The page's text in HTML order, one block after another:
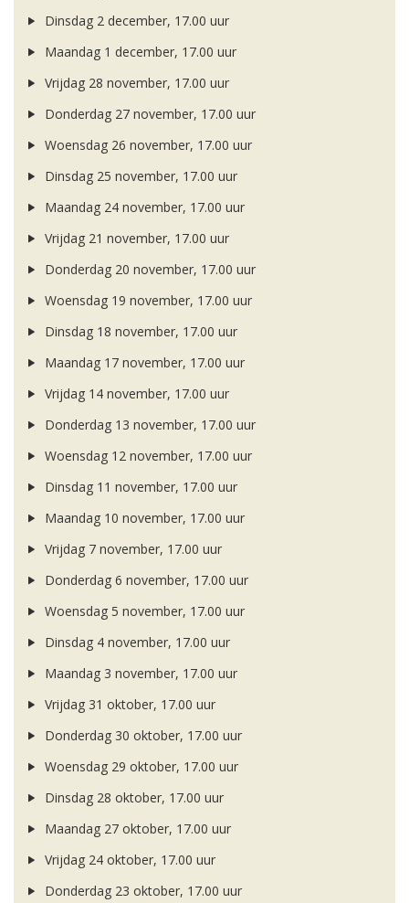
Dinsdag 2 december, 17.00 uur
Maandag 1 december, 17.00 uur
Vrijdag 28 november, 17.00 uur
Donderdag 27 november, 17.00 uur
Woensdag 26 november, 17.00 uur
Dinsdag 25 november, 17.00 uur
Maandag 24 november, 17.00 uur
Vrijdag 21 november, 17.00 uur
Donderdag 20 november, 17.00 uur
Woensdag 19 november, 17.00 uur
Dinsdag 18 november, 17.00 uur
Maandag 17 november, 17.00 uur
Vrijdag 14 november, 17.00 uur
Donderdag 13 november, 17.00 uur
Woensdag 12 november, 17.00 uur
Dinsdag 11 november, 17.00 uur
Maandag 10 november, 17.00 uur
Vrijdag 7 november, 17.00 uur
Donderdag 6 november, 17.00 uur
Woensdag 5 november, 17.00 uur
Dinsdag 4 november, 17.00 uur
Maandag 3 november, 17.00 uur
Vrijdag 31 oktober, 17.00 uur
Donderdag 30 oktober, 17.00 uur
Woensdag 29 oktober, 17.00 uur
Dinsdag 28 oktober, 17.00 uur
Maandag 27 oktober, 17.00 uur
Vrijdag 24 oktober, 17.00 uur
Donderdag 23 oktober, 17.00 uur